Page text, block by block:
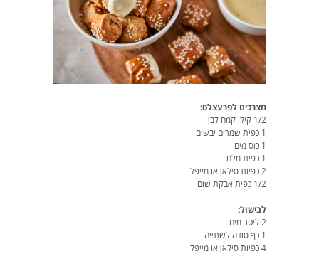
מצרכים לפרעצלס:
1/2 קילו קמח לבן
1 כפית שמרים יבשים
1 כוס מים
1 כפית מלח
2 כפיות סילאן או מייפל
1/2 כפית אבקת שום
לבישול:
2 ליטר מים
1 כף סודה לשתייה
4 כפיות סילאן או מייפל